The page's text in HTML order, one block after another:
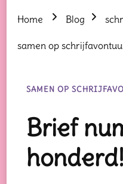
Home Blog
samen op
SAMEN OP
Brief
honderd!